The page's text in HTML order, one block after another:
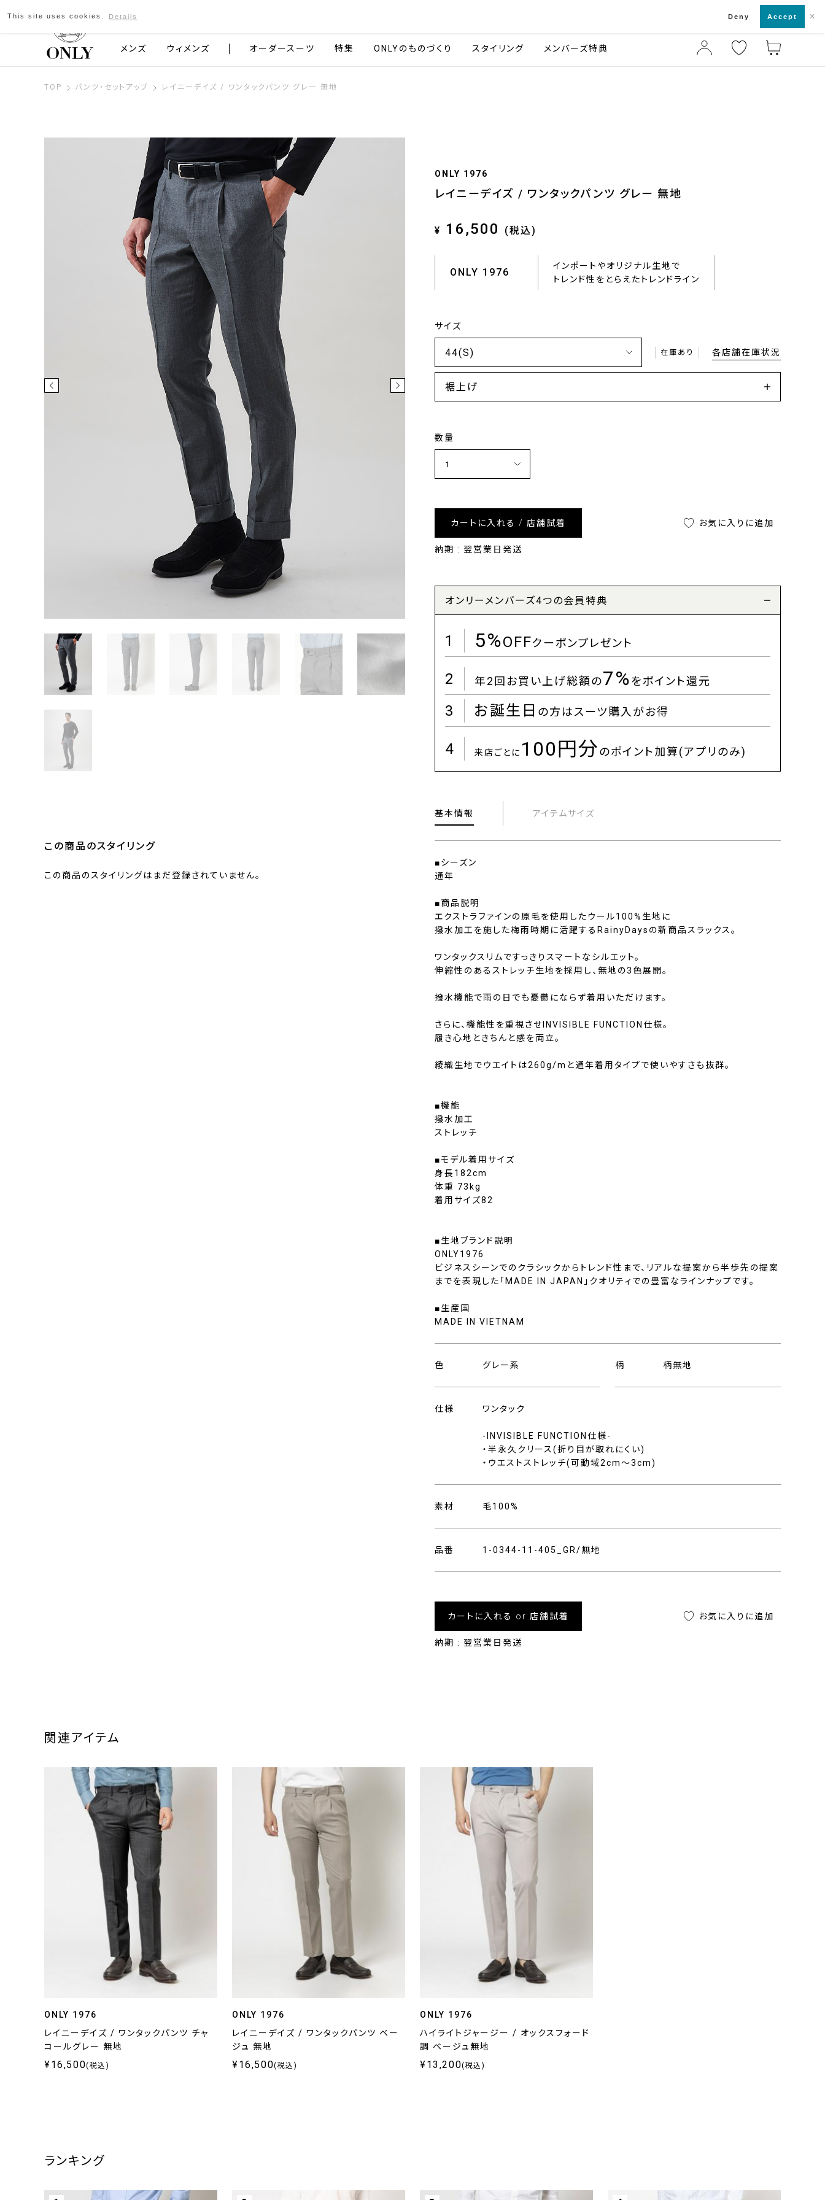
京都発のスーツブランド ONLY
メンズ ウィメンズ オーダースーツ 特集 ONLYのものづくり スタイリング メンバーズ特典
TOP パンツ・セットアップ レイニーデイズ / ワンタックパンツ グレー 無地
ONLY 1976
レイニーデイズ / ワンタックパンツ グレー 無地
¥ 16,500 (税込)
ONLY 1976
インポートやオリジナル生地で
トレンド性をとらえたトレンドライン
サイズ
在庫あり 各店舗在庫状況
裾上げ
数量
カートに入れる / 店舗試着
納期 : 翌営業日発送
お気に入りに追加
オンリーメンバーズ4つの会員特典
1 5%OFFクーポンプレゼント
2 年2回お買い上げ総額の7%をポイント還元
3 お誕生日 の方はスーツ購入がお得
4 来店ごとに 100円分のポイント加算(アプリのみ)
基本情報 アイテムサイズ
■シーズン
通年
■商品説明
エクストラファインの原毛を使用したウール100%生地に
撥水加工を施した梅雨時期に活躍するRainyDaysの新商品スラックス。
ワンタックスリムですっきりスマートなシルエット。
伸縮性のあるストレッチ生地を採用し、無地の3色展開。
撥水機能で雨の日でも憂鬱にならず着用いただけます。
さらに、機能性を重視させINVISIBLE FUNCTION仕様。
履き心地ときちんと感を両立。
綾織生地でウエイトは260g/mと通年着用タイプで使いやすさも抜群。
■機能
撥水加工
ストレッチ
■モデル着用サイズ
身長182cm
体重 73kg
着用サイズ82
■生地ブランド説明
ONLY1976
ビジネスシーンでのクラシックからトレンド性まで、リアルな提案から半歩先の提案
までを表現した「MADE IN JAPAN」クオリティでの豊富なラインナップです。
■生産国
MADE IN VIETNAM
色 グレー系 柄 柄無地
仕様 ワンタック
-INVISIBLE FUNCTION仕様-
・半永久クリース(折り目が取れにくい)
・ウエストストレッチ(可動域2cm〜3cm)
素材 毛100%
品番 1-0344-11-405_GR/無地
カートに入れる or 店舗試着
納期 : 翌営業日発送
お気に入りに追加
この商品のスタイリング
この商品のスタイリングはまだ登録されていません。
関連アイテム
ONLY 1976
レイニーデイズ / ワンタックパンツ チャ
コールグレー 無地
¥16,500(税込)
ONLY 1976
レイニーデイズ / ワンタックパンツ ベー
ジュ 無地
¥16,500(税込)
ONLY 1976
ハイライトジャージー / オックスフォード
調 ベージュ無地
¥13,200(税込)
ランキング
This site uses cookies. Details Deny Accept ×